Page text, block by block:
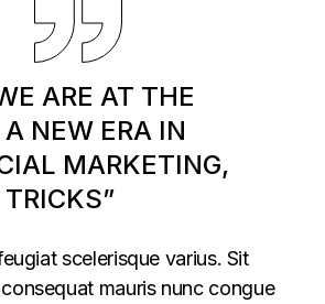
ARE AT THE
NEW ERA IN
MARKETING,
scelerisque varius. Sit
mauris nunc congue